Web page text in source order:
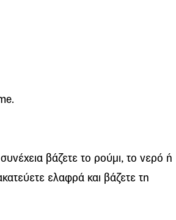
.
βάζετε το ρούμι, το νερό ή
ελαφρά και βάζετε τη